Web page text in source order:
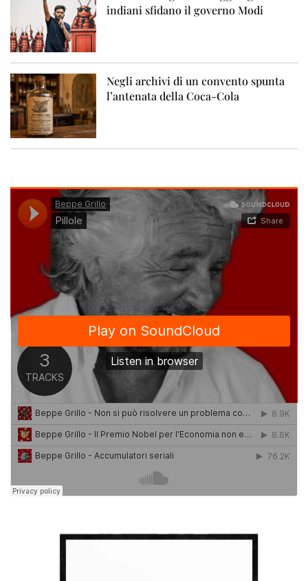
indiani sfidano il governo Modi
Negli archivi di un convento spunta
l’antenata della Coca-Cola